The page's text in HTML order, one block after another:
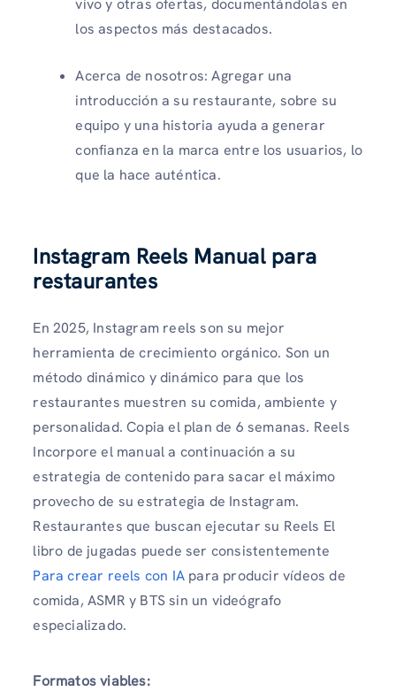
los aspectos más destacados.
Acerca de nosotros: Agregar una
introducción a su restaurante, sobre su
equipo y una historia ayuda a generar
confianza en la marca entre los usuarios, lo
que la hace auténtica.
Instagram Reels Manual para
restaurantes
En 2025, Instagram reels son su mejor
herramienta de crecimiento orgánico. Son un
método dinámico y dinámico para que los
restaurantes muestren su comida, ambiente y
personalidad. Copia el plan de 6 semanas. Reels
Incorpore el manual a continuación a su
estrategia de contenido para sacar el máximo
provecho de su estrategia de Instagram.
Restaurantes que buscan ejecutar su Reels El
libro de jugadas puede ser consistentemente
Para crear reels con IA para producir vídeos de
comida, ASMR y BTS sin un videógrafo
especializado.
Formatos viables: